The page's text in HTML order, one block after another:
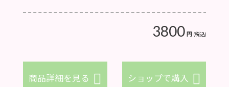
3800円 (税込)
商品詳細を見る ショップで購入